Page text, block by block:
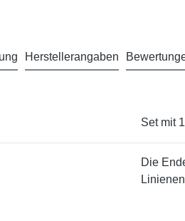
Herstellerangaben
Set mit
Die